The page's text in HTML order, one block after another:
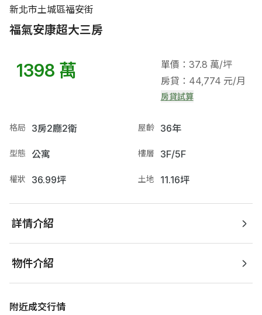
新北市土城區福安街
福氣安康超大三房
1398 萬
單價：37.8 萬/坪
房貸：44,774 元/月
房貸試算
格局 3房2廳2衛 屋齡 36年
型態 公寓 樓層 3F/5F
權狀 36.99坪 土地 11.16坪
詳情介紹
物件介紹
附近成交行情